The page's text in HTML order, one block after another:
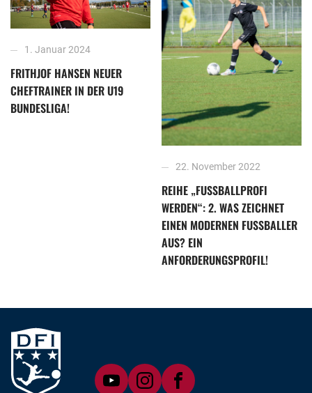
1. Januar 2024
FRITHJOF HANSEN NEUER
CHEFTRAINER IN DER U19
BUNDESLIGA!
22. November 2022
REIHE „FUSSBALLPROFI W
ERDEN“: 2. WAS ZEICHNET E
INEN MODERNEN FUSSBALLER AU
S? EIN AN
FORDERUNGSPROFIL!